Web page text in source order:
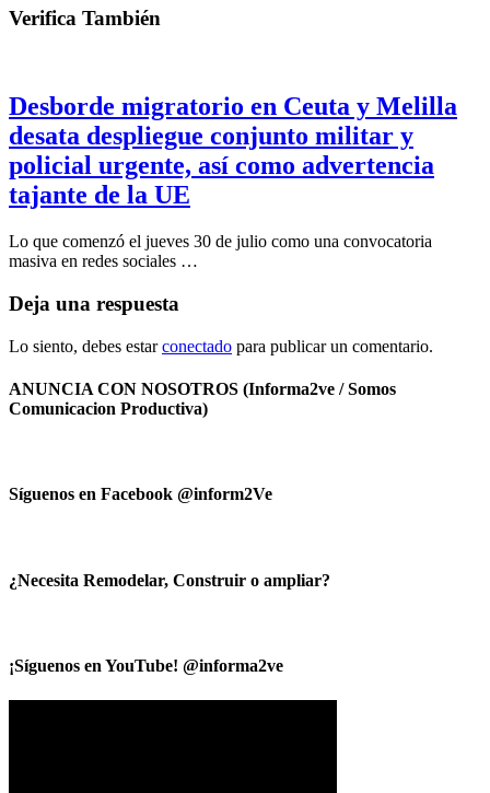
Verifica También
Desborde migratorio en Ceuta y Melilla
desata despliegue conjunto militar y
policial urgente, así como advertencia
tajante de la UE
Lo que comenzó el jueves 30 de julio como una convocatoria
masiva en redes sociales …
Deja una respuesta
Lo siento, debes estarconectado para publicar un comentario.
ANUNCIA CON NOSOTROS (Informa2ve / Somos
Comunicacion Productiva)
Síguenos en Facebook @inform2Ve
¿Necesita Remodelar, Construir o ampliar?
¡Síguenos en YouTube! @informa2ve